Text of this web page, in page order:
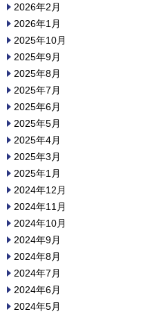
2026年2月
2026年1月
2025年10月
2025年9月
2025年8月
2025年7月
2025年6月
2025年5月
2025年4月
2025年3月
2025年1月
2024年12月
2024年11月
2024年10月
2024年9月
2024年8月
2024年7月
2024年6月
2024年5月